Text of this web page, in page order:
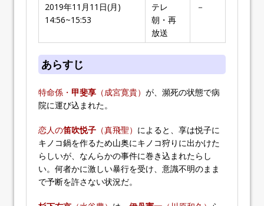
2019年11月11日(月)
14:56~15:53
テレ
朝・再
放送
－
あらすじ
特命係・ 甲斐享 （成宮寛貴） が、瀕死の状態で病
院に運び込まれた。
恋人の笛吹悦子 （真飛聖） によると、享は悦子に
キノコ鍋を作るため山奥にキノコ狩りに出かけた
らしいが、なんらかの事件に巻き込まれたらし
い。何者かに激しい暴行を受け、意識不明のまま
で予断を許さない状況だ。